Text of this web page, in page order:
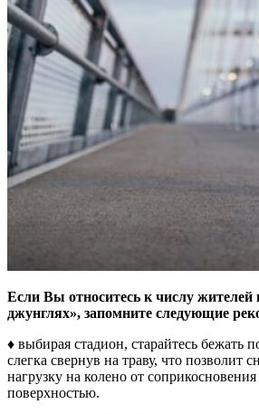
Если Вы относитесь к числу
джунглях», запомните следующие
♦ выбирая стадион, старайтесь бежать
слегка свернув на траву, что позволит
нагрузку на колено от
поверхностью.